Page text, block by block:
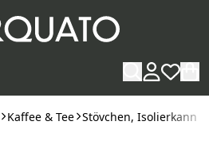
Kaffee & Tee Stövchen,